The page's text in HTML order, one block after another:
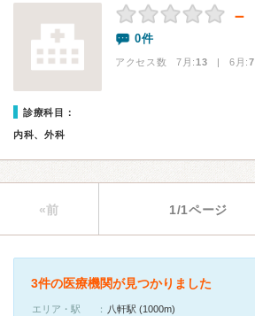
－
0件
アクセス数 7月:13 | 6月:7
診療科目：
内科、外科
«前 1/1ページ
3件の医療機関が見つかりました
エリア・駅
八軒駅 (1000m)